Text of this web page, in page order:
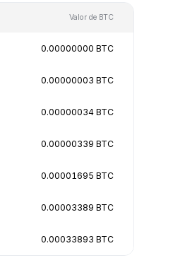
Valor de BTC
0.00000000 BTC
0.00000003 BTC
0.00000034 BTC
0.00000339 BTC
0.00001695 BTC
0.00003389 BTC
0.00033893 BTC